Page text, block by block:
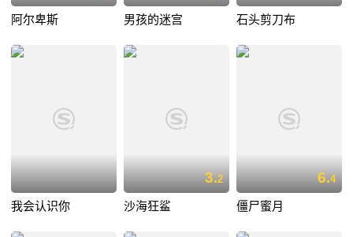
阿尔卑斯 男孩的迷宫 石头剪刀布
我会认识你
3.2
沙海狂鲨
6.4
僵尸蜜月